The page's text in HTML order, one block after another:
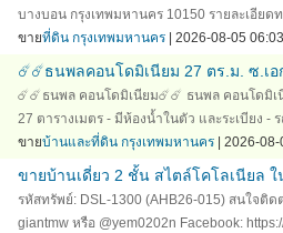
บางบอน กรุงเทพมหานคร 10150 รายละเอียด
ขายที่ดิน กรุงเทพมหานคร| 2026-08-05
☄️☄️ธนพลคอนโดมิเนียม 27 ตร.ม. ซ.เอ
☄️☄️ธนพล คอนโดมิเนียม☄️☄️ ธนพล คอนโดมิเนีย
27 ตารางเมตร - มีห้องน้ำในตัว และระเบียง -
ขายบ้านและที่ดิน กรุงเทพมหานคร| 2026-08-
ขายบ้านเดี่ยว 2 ชั้น สไตล์โคโลเนียล
รหัสทรัพย์: DSL-1300 (AHB26-015) สนใจติ
giantmw หรือ @yem0202n Facebook: